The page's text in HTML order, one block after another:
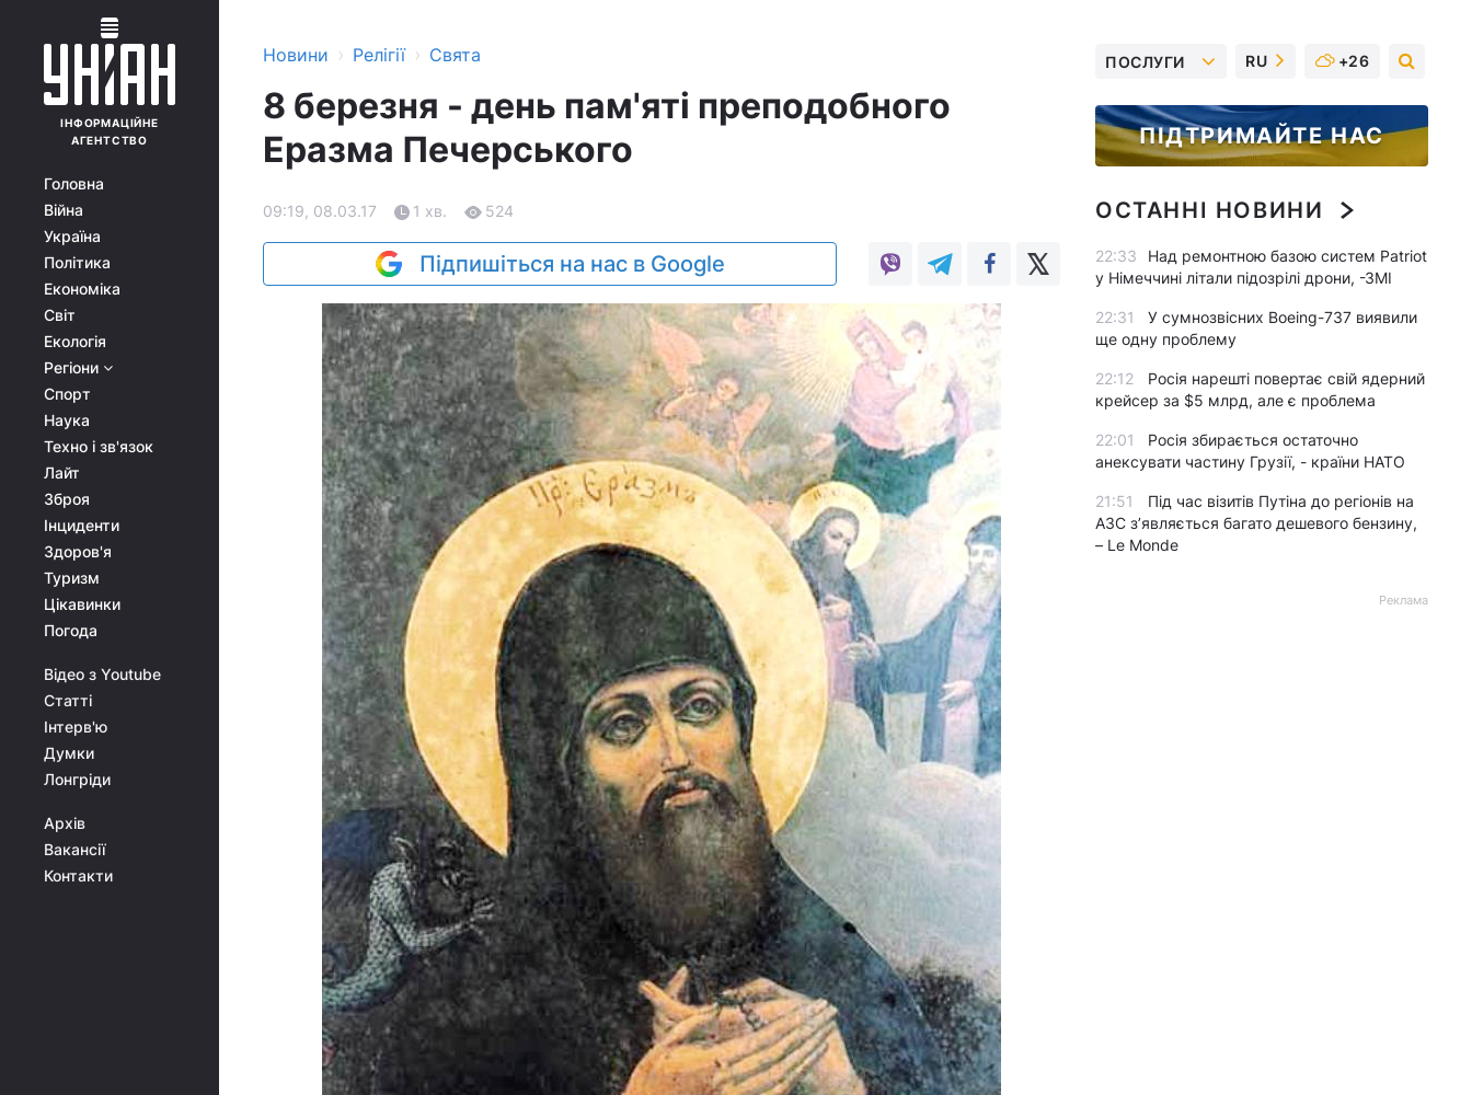
ІНФОРМАЦІЙНЕ
АГЕНТСТВО
Головна
Війна
Україна
Політика
Економіка
Світ
Екологія
Регіони
Спорт
Наука
Техно і зв'язок
Лайт
Зброя
Інциденти
Здоров'я
Туризм
Цікавинки
Погода
Відео з Youtube
Статті
Інтерв'ю
Думки
Лонгріди
Архів
Вакансії
Контакти
Новини › Релігії › Свята
8 березня - день пам'яті преподобного
Еразма Печерського
09:19, 08.03.17 1 хв. 524
Підпишіться на нас в Google
ПОСЛУГИ RU +26
ПІДТРИМАЙТЕ НАС
ОСТАННІ НОВИНИ
22:33
Над ремонтною базою систем Patriot
у Німеччині літали підозрілі дрони, -ЗМІ
22:31
У сумнозвісних Boeing-737 виявили
ще одну проблему
22:12
Росія нарешті повертає свій ядерний
крейсер за $5 млрд, але є проблема
22:01
Росія збирається остаточно
анексувати частину Грузії, - країни НАТО
21:51
Під час візитів Путіна до регіонів на
АЗС з’являється багато дешевого бензину,
– Le Monde
Реклама